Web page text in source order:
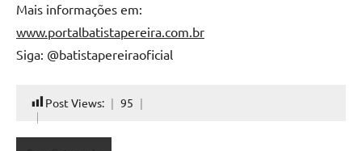
Mais informações em:
www.portalbatistapereira.com.br
Siga: @batistapereiraoficial
Post Views: 95